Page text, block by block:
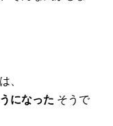
、
になった そうで